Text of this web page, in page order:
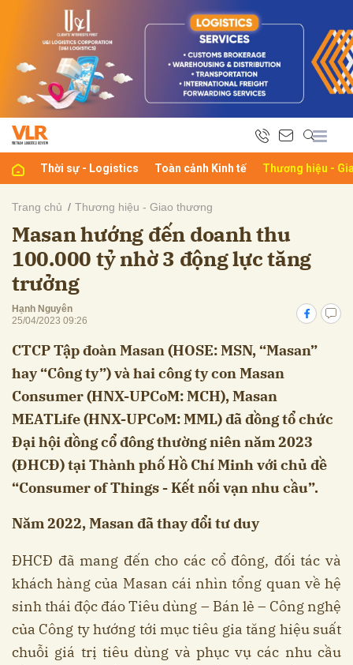
Thời sự - Logistics Toàn cảnh Kinh tế Thương hiệu -
Trang chủ Thương hiệu - Giao thương
Masan hướng đến doanh thu
100.000 tỷ nhờ 3 động lực tăng
trưởng
Hạnh Nguyên
25/04/2023 09:26
CTCP Tập đoàn Masan (HOSE: MSN, “Masan”
hay “Công ty”) và hai công ty con Masan
Consumer (HNX-UPCoM: MCH), Masan
MEATLife (HNX-UPCoM: MML) đã đồng tổ chức
Đại hội đồng cổ đông thường niên năm 2023
(ĐHCĐ) tại Thành phố Hồ Chí Minh với chủ đề
“Consumer of Things - Kết nối vạn nhu cầu”.
Năm 2022, Masan đã thay đổi tư duy
ĐHCĐ đã mang đến cho các cổ đông, đối tác và
khách hàng của Masan cái nhìn tổng quan về hệ
sinh thái độc đáo Tiêu dùng – Bán lẻ – Công nghệ
của Công ty hướng tới mục tiêu gia tăng hiệu suất
chuỗi giá trị tiêu dùng và phục vụ các nhu cầu
luận
Hủy